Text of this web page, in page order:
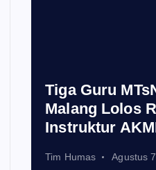
Tiga Guru
Malang Lolos
Instruktur
Tim Humas Agustus